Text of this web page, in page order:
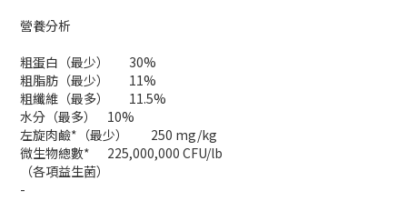
營養分析
粗蛋白（最少）
30%
粗脂肪（最少）
11%
粗纖維（最多）
11.5%
水分（最多）
10%
左旋肉鹼*（最少）
250 mg/kg
微生物總數*
225,000,000 CFU/lb
（各項益生菌）
-